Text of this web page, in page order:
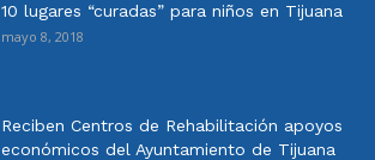
10 lugares “curadas” para niños en Tijuana
mayo 8, 2018
Reciben Centros de Rehabilitación apoyos
económicos del Ayuntamiento de Tijuana